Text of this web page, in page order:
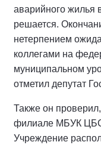
аварийного жилья
решается.
нетерпением
коллегами на
муниципальном
отметил депутат
Также он
филиале МБУК
Учреждение